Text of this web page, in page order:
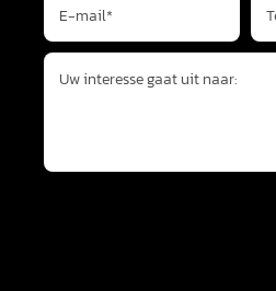
E-mail*
Uw interesse gaat uit naar: